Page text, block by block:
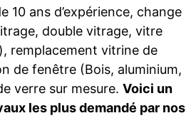
10 ans d’expérience, change
double vitrage, vitre
remplacement vitrine de
de fenêtre (Bois, aluminium,
verre sur mesure. Voici un
les plus demandé par nos